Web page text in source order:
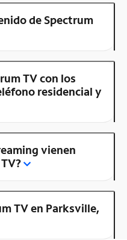
de Spectrum
TV con los
residencial y
vienen
TV en Parksville,